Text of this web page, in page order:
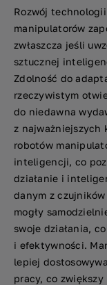
Rozwój
manipulatorów
zwłaszcza jeśli
sztucznej
Zdolność do
rzeczywistym
do niedawna
z najważniejszych
robotów
inteligencji, co
działanie i
danym z
mogły
swoje działania,
i efektywności.
lepiej
pracy, co